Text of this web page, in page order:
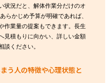
状況だと、解体作業分だけのオ
らかじめ予算が明確であれば、
作業量の提案もできます。長生
見積もりに向かい、詳しい金額
談ください。
う人の特徴や心理状態と